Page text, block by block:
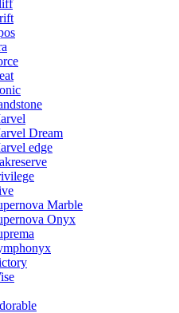
Dream
edge
Marble
Onyx